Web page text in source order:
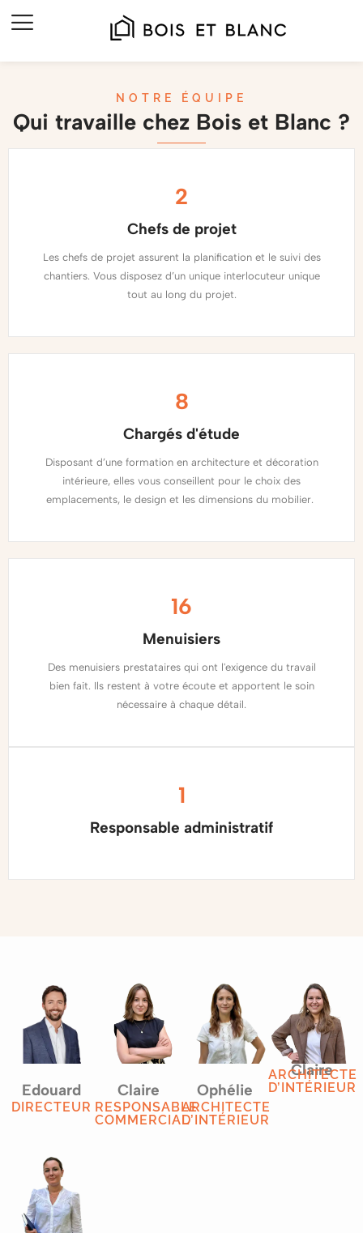
NOTRE ÉQUIPE
Qui travaille chez Bois et Blanc ?
2
Chefs de projet
Les chefs de projet assurent la planification et le suivi des
chantiers. Vous disposez d’un unique interlocuteur unique
tout au long du projet.
8
Chargés d'étude
Disposant d’une formation en architecture et décoration
intérieure, elles vous conseillent pour le choix des
emplacements, le design et les dimensions du mobilier.
16
Menuisiers
Des menuisiers prestataires qui ont l'exigence du travail
bien fait. Ils restent à votre écoute et apportent le soin
nécessaire à chaque détail.
1
Responsable administratif
Edouard
DIRECTEUR
Claire
RESPONSABLE
COMMERCIAL
Ophélie
ARCHITECTE
D’INTÉRIEUR
Claire
ARCHITECTE
D’INTÉRIEUR